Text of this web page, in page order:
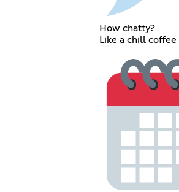
How chatty?
Like a chill coffee